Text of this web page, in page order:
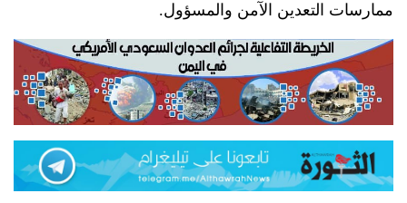
ممارسات التعدين الآمن والمسؤول.